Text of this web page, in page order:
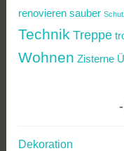
renovieren sauber
Technik Treppe
Wohnen Zisterne
Dekoration